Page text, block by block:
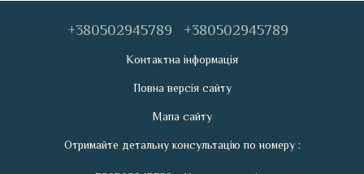
+380502945789 +380502945789
Контактна інформація
Повна версія сайту
Мапа сайту
Отримайте детальну консультацію по номеру :